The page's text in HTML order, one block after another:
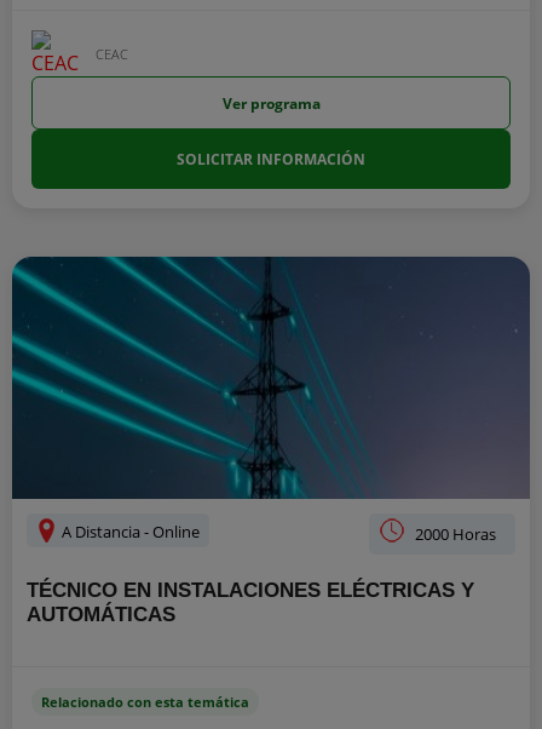
CEAC
Ver programa
SOLICITAR INFORMACIÓN
A Distancia - Online 2000 Horas
TÉCNICO EN INSTALACIONES ELÉCTRICAS Y
AUTOMÁTICAS
Relacionado con esta temática